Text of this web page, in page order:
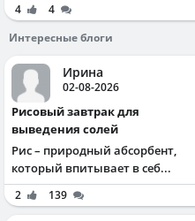
4
4
Интересные блоги
Ирина
02-08-2026
Рисовый завтрак для
выведения солей
Рис – природный абсорбент,
который впитывает в себ...
2 139